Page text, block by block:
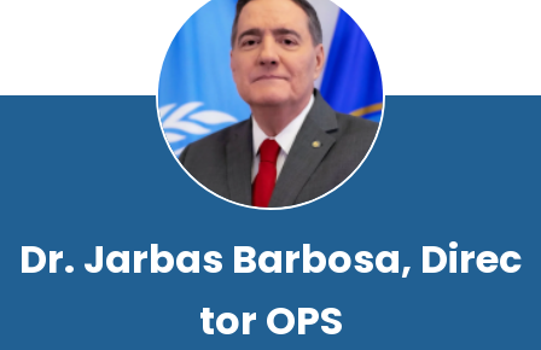
Dr. Jarbas Barbosa, Direc
tor OPS